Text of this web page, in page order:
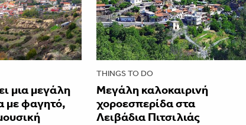
μια μεγάλη
με φαγητό,
THINGS TO DO
Μεγάλη καλοκαιρινή
χοροεσπερίδα στα
Λειβάδια Πιτσιλιάς